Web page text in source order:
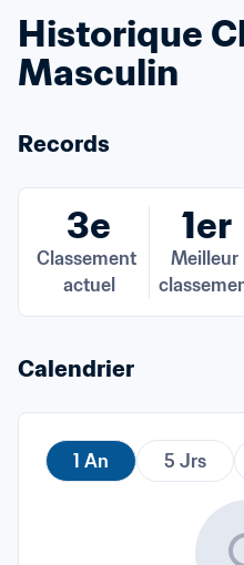
Historique
Masculin
Records
3e
Classement
actuel
1er
Meilleur
Calendrier
1 An 5 Jrs